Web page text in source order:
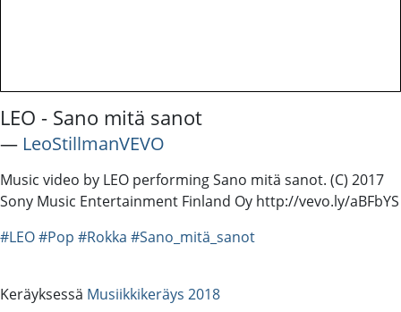
LEO - Sano mitä sanot
― LeoStillmanVEVO
Music video by LEO performing Sano mitä sanot. (C) 2017
Sony Music Entertainment Finland Oy http://vevo.ly/aBFbYS
#LEO#Pop #Rokka #Sano_mitä_sanot
Keräyksessä Musiikkikeräys 2018